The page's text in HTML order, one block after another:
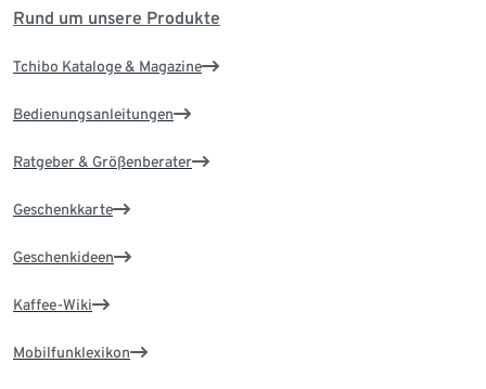
Rund um unsere Produkte
Tchibo Kataloge & Magazine
Bedienungsanleitungen
Ratgeber & Größenberater
Geschenkkarte
Geschenkideen
Kaffee-Wiki
Mobilfunklexikon